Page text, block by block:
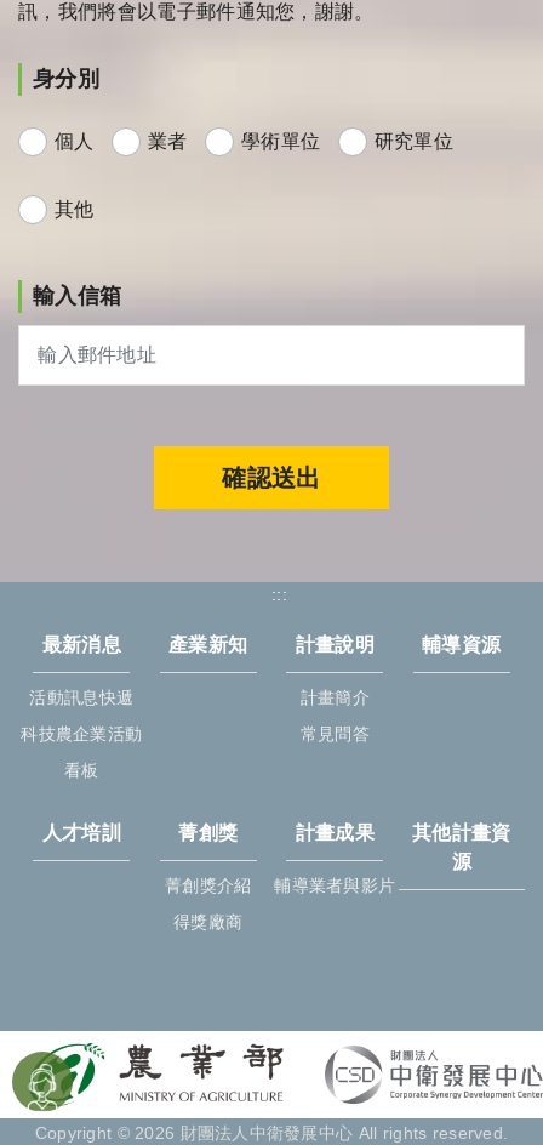
訊，我們將會以電子郵件通知您，謝謝。
身分別
個人 業者 學術單位 研究單位
其他
輸入信箱
確認送出
:::
最新消息
活動訊息快遞
科技農企業活動
看板
產業新知 計畫說明
計畫簡介
常見問答
輔導資源
人才培訓 菁創獎
菁創獎介紹
得獎廠商
計畫成果
輔導業者與影片
其他計畫資
源
Copyright © 2026 財團法人中衛發展中心 All rights reserved.